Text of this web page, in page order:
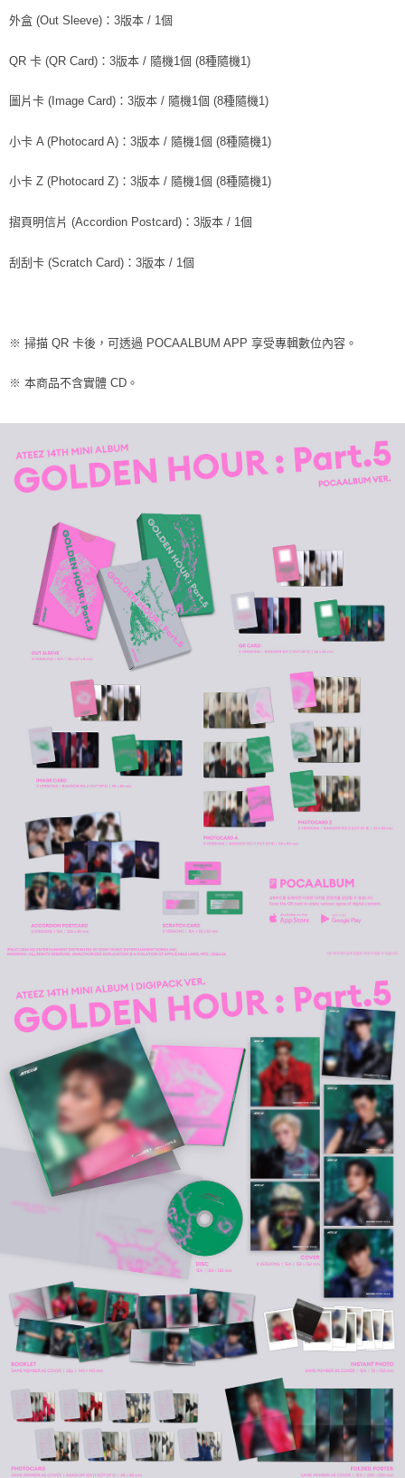
外盒 (Out Sleeve)：3版本 / 1個
QR 卡 (QR Card)：3版本 / 隨機1個 (8種隨機1)
圖片卡 (Image Card)：3版本 / 隨機1個 (8種隨機1)
小卡 A (Photocard A)：3版本 / 隨機1個 (8種隨機1)
小卡 Z (Photocard Z)：3版本 / 隨機1個 (8種隨機1)
摺頁明信片 (Accordion Postcard)：3版本 / 1個
刮刮卡 (Scratch Card)：3版本 / 1個
※ 掃描 QR 卡後，可透過 POCAALBUM APP 享受專輯數位內容。
※ 本商品不含實體 CD。